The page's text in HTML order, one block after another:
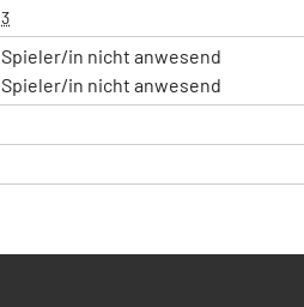
3
Spieler/in nicht anwesend
Spieler/in nicht anwesend